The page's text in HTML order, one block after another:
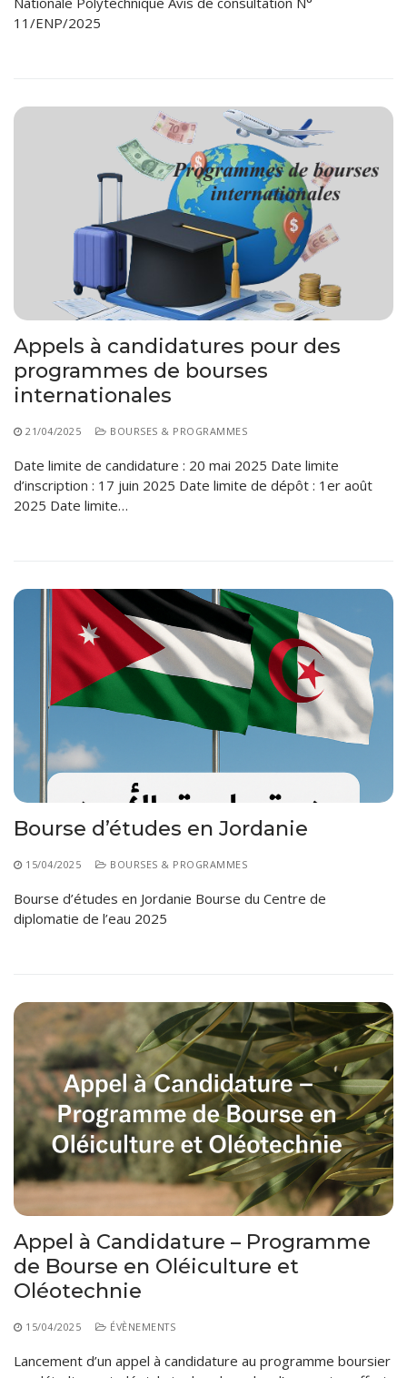
11/ENP/2025
Appels à candidatures pour des
programmes de bourses
internationales
21/04/2025 BOURSES & PROGRAMMES
Date limite de candidature : 20 mai 2025 Date limite
d’inscription : 17 juin 2025 Date limite de dépôt : 1er août
2025 Date limite…
Bourse d’études en Jordanie
15/04/2025 BOURSES & PROGRAMMES
Bourse d’études en Jordanie Bourse du Centre de
diplomatie de l’eau 2025
Appel à Candidature – Programme
de Bourse en Oléiculture et
Oléotechnie
15/04/2025 ÉVÈNEMENTS
Lancement d’un appel à candidature au programme boursier